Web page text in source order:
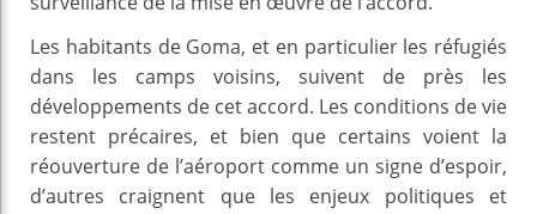
Les habitants de Goma, et en particulier les réfugiés
dans les camps voisins, suivent de près les
développements de cet accord. Les conditions de vie
restent précaires, et bien que certains voient la
réouverture de l’aéroport comme un signe d’espoir,
d’autres craignent que les enjeux politiques et